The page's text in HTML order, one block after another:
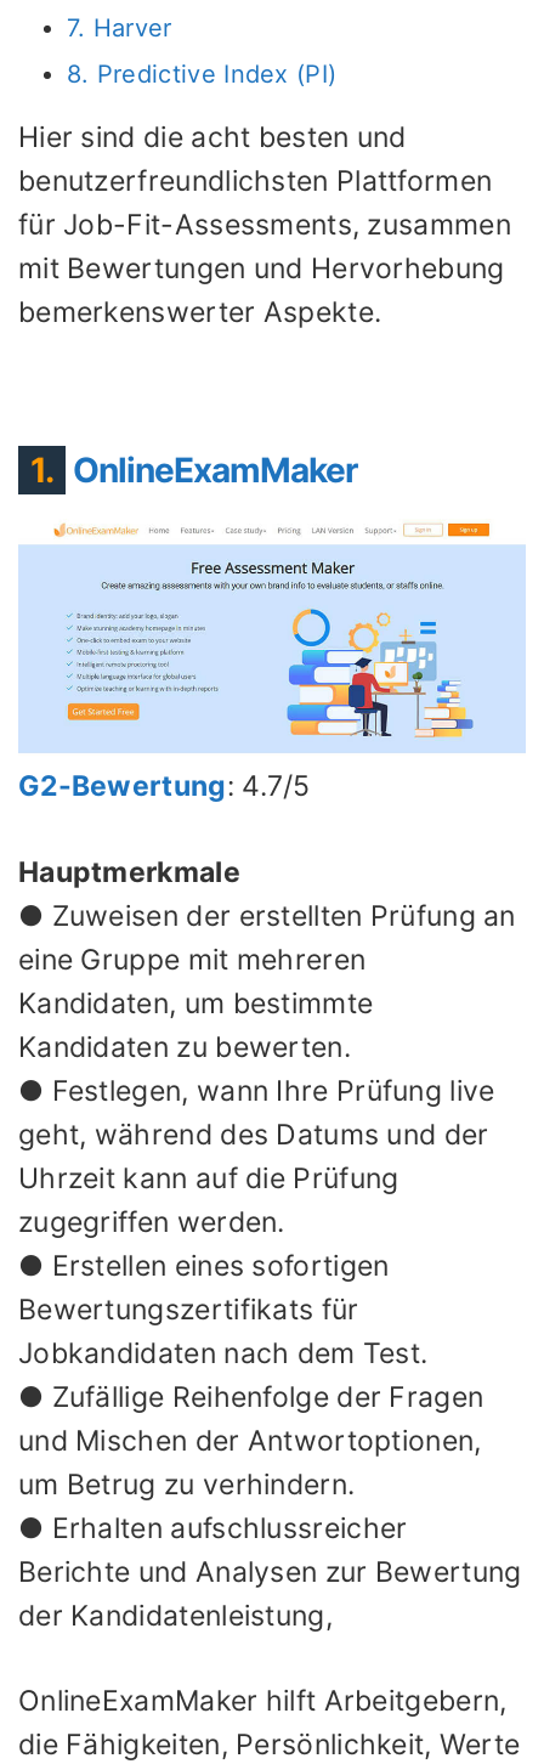
7. Harver
8. Predictive Index (PI)
Hier sind die acht besten und
benutzerfreundlichsten Plattformen
für Job-Fit-Assessments, zusammen
mit Bewertungen und Hervorhebung
bemerkenswerter Aspekte.
1. OnlineExamMaker
G2-Bewertung: 4.7/5
Hauptmerkmale
● Zuweisen der erstellten Prüfung an
eine Gruppe mit mehreren
Kandidaten, um bestimmte
Kandidaten zu bewerten.
● Festlegen, wann Ihre Prüfung live
geht, während des Datums und der
Uhrzeit kann auf die Prüfung
zugegriffen werden.
● Erstellen eines sofortigen
Bewertungszertifikats für
Jobkandidaten nach dem Test.
● Zufällige Reihenfolge der Fragen
und Mischen der Antwortoptionen,
um Betrug zu verhindern.
● Erhalten aufschlussreicher
Berichte und Analysen zur Bewertung
der Kandidatenleistung,
OnlineExamMaker hilft Arbeitgebern,
die Fähigkeiten, Persönlichkeit, Werte